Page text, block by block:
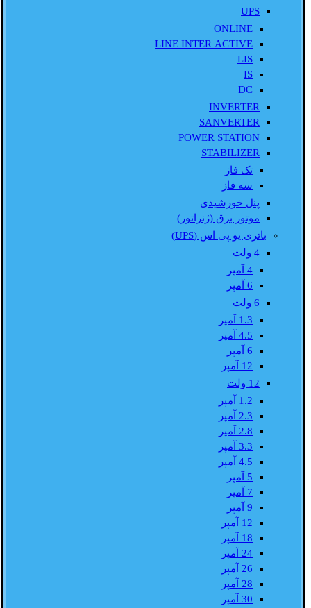
UPS
ONLINE
LINE INTER ACTIVE
LIS
IS
DC
INVERTER
SANVERTER
POWER STATION
STABILIZER
تک فاز
سه فاز
پنل خورشیدی
موتور برق (ژنراتور)
باتری یو پی اس (UPS)
4 ولت
4 آمپر
6 آمپر
6 ولت
1.3 آمپر
4.5 آمپر
6 آمپر
12 آمپر
12 ولت
1.2 آمپر
2.3 آمپر
2.8 آمپر
3.3 آمپر
4.5 آمپر
5 آمپر
7 آمپر
9 آمپر
12 آمپر
18 آمپر
24 آمپر
26 آمپر
28 آمپر
30 آمپر